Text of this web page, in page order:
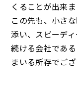
くることが出来ま
この先も、小さ
添い、スピーデ
続ける会社であ
まいる所存でござ